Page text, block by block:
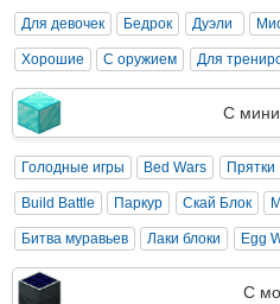
Для девочек Бедрок Дуэли
Хорошие С оружием Для
С
Голодные игры Bed Wars Прятки
Build Battle Паркур Скай Блок
Битва муравьев Лаки блоки Egg
С